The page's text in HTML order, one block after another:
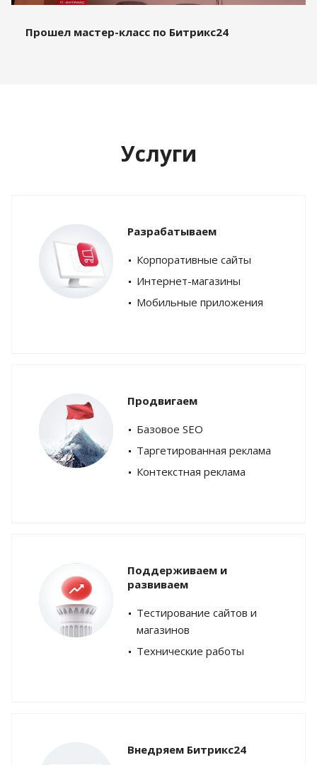
Прошел мастер-класс по Битрикс24
Услуги
Разрабатываем
Корпоративные сайты
Интернет-магазины
Мобильные приложения
Продвигаем
Базовое SEO
Таргетированная реклама
Контекстная реклама
Поддерживаем и
развиваем
Тестирование сайтов и
магазинов
Технические работы
Внедряем Битрикс24